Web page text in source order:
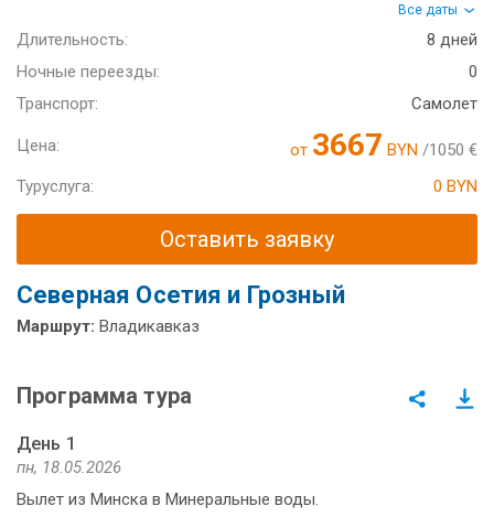
Все даты
Длительность:
8 дней
Ночные переезды:
0
Транспорт:
Самолет
Цена: от 3667 BYN /1050 €
Туруслуга:
0 BYN
Оставить заявку
Северная Осетия и Грозный
Маршрут: Владикавказ
Программа тура
День 1
пн, 18.05.2026
Вылет из Минска в Минеральные воды.